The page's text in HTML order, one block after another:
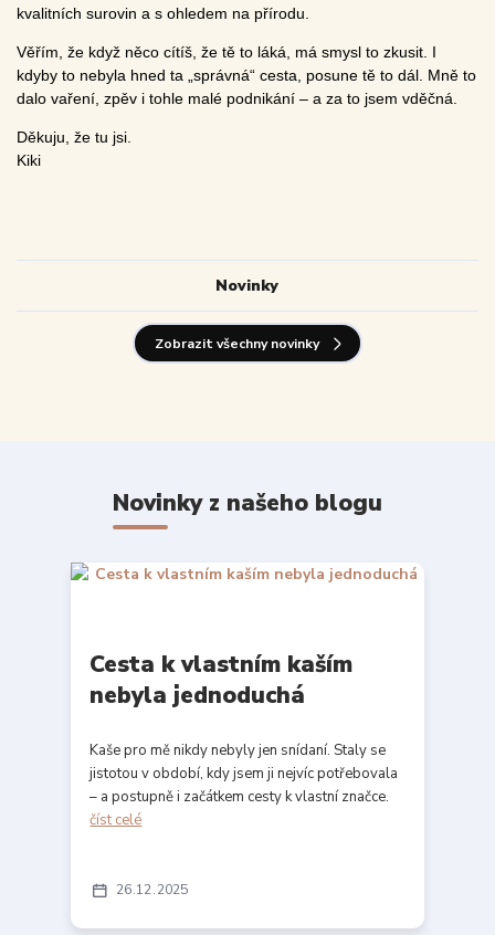
Novinky
Zobrazit všechny novinky
kvalitních surovin a s ohledem na přírodu.
Věřím, že když něco cítíš, že tě to láká, má smysl to zkusit. I
kdyby to nebyla hned ta „správná“ cesta, posune tě to dál. Mně to
dalo vaření, zpěv i tohle malé podnikání – a za to jsem vděčná.
Děkuju, že tu jsi.
Kiki
Novinky z našeho blogu
26 12 2025
Cesta k vlastním kaším
nebyla jednoduchá
Kaše pro mě nikdy nebyly jen snídaní. Staly se
jistotou v období, kdy jsem ji nejvíc potřebovala
– a postupně i začátkem cesty k vlastní značce.
číst celé